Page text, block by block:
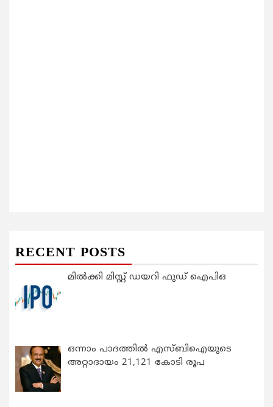
RECENT POSTS
മിൽക്കി മിസ്റ്റ് ഡയറി ഫുഡ് ഐപിഒ
ഒന്നാം പാദത്തിൽ എസ്ബിഐയുടെ
അറ്റാദായം 21,121 കോടി രൂപ